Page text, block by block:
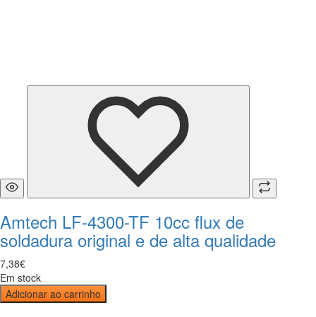
Amtech LF-4300-TF 10cc flux de
soldadura original e de alta qualidade
7,38€
Em stock
Adicionar ao carrinho